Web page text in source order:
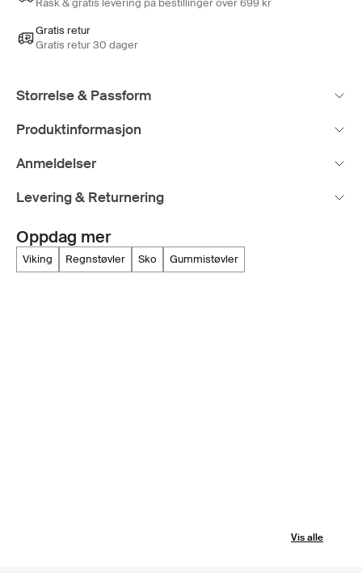
Rask & gratis levering på bestillinger over 699 kr
Gratis retur
Gratis retur 30 dager
Størrelse & Passform
Produktinformasjon
Anmeldelser
Levering & Returnering
Oppdag mer
viking regnstøvler sko gummistøvler
Vis alle